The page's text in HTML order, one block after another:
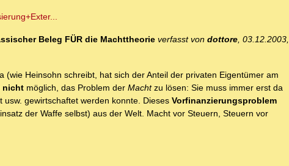
Beleg FÜR die Machttheorie verfasst von dottore, 03.12.2003,
Heinsohn schreibt, hat sich der Anteil der privaten Eigentümer am
nicht möglich, das Problem der Machtzu lösen: Sie muss immer erst da
gewirtschaftet werden konnte. Dieses Vorfinanzierungsproblem
der Waffe selbst) aus der Welt. Macht vor Steuern, Steuern vor